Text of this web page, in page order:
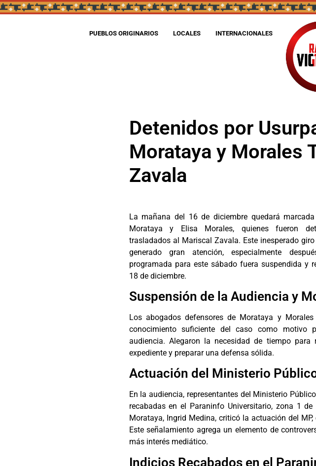
PUEBLOS ORIGINARIOS LOCALES INTERNACIONALES
Detenidos por
Morataya y Morales
Zavala
La mañana del 16 de diciembre quedará
Morataya y Elisa Morales, quienes fueron
trasladados al Mariscal Zavala. Este inesperado
generado gran atención, especialmente
programada para este sábado fuera suspendida y
18 de diciembre.
Suspensión de la Audiencia y
Los abogados defensores de Morataya y
conocimiento suficiente del caso como motivo
audiencia. Alegaron la necesidad de tiempo para
expediente y preparar una defensa sólida.
Actuación del Ministerio
En la audiencia, representantes del Ministerio
recabadas en el Paraninfo Universitario, zona 1
Morataya, Ingrid Medina, criticó la actuación del
Este señalamiento agrega un elemento de
más interés mediático.
Indicios Recabados en el